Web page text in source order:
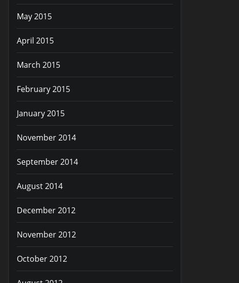
May 2015
April 2015
March 2015
February 2015
January 2015
November 2014
September 2014
August 2014
December 2012
November 2012
October 2012